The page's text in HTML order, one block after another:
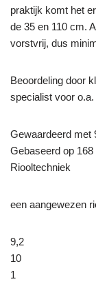
praktijk komt het
de 35 en 110 cm.
vorstvrij, dus
Beoordeling door
specialist voor o.a.
Gewaardeerd met
Gebaseerd op 168
Riooltechniek
een aangewezen
9,2
10
1